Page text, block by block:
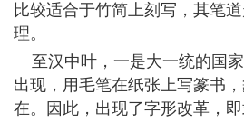
比较适合于竹简上刻写，其笔
理。
至汉中叶，一是大一统的国
出现，用毛笔在纸张上写篆书
在。因此，出现了字形改革，